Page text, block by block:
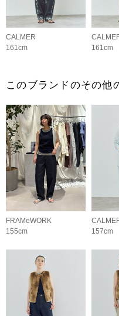
CALMER
161cm
161cm
このブランドのその他
FRAMeWORK
155cm
157cm